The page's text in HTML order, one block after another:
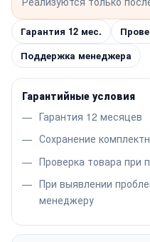
Гарантия 12 мес.
Поддержка менеджера
Гарантийные условия
Гарантия 12 месяцев
Сохранение
Проверка товара при
При выявлении
менеджеру